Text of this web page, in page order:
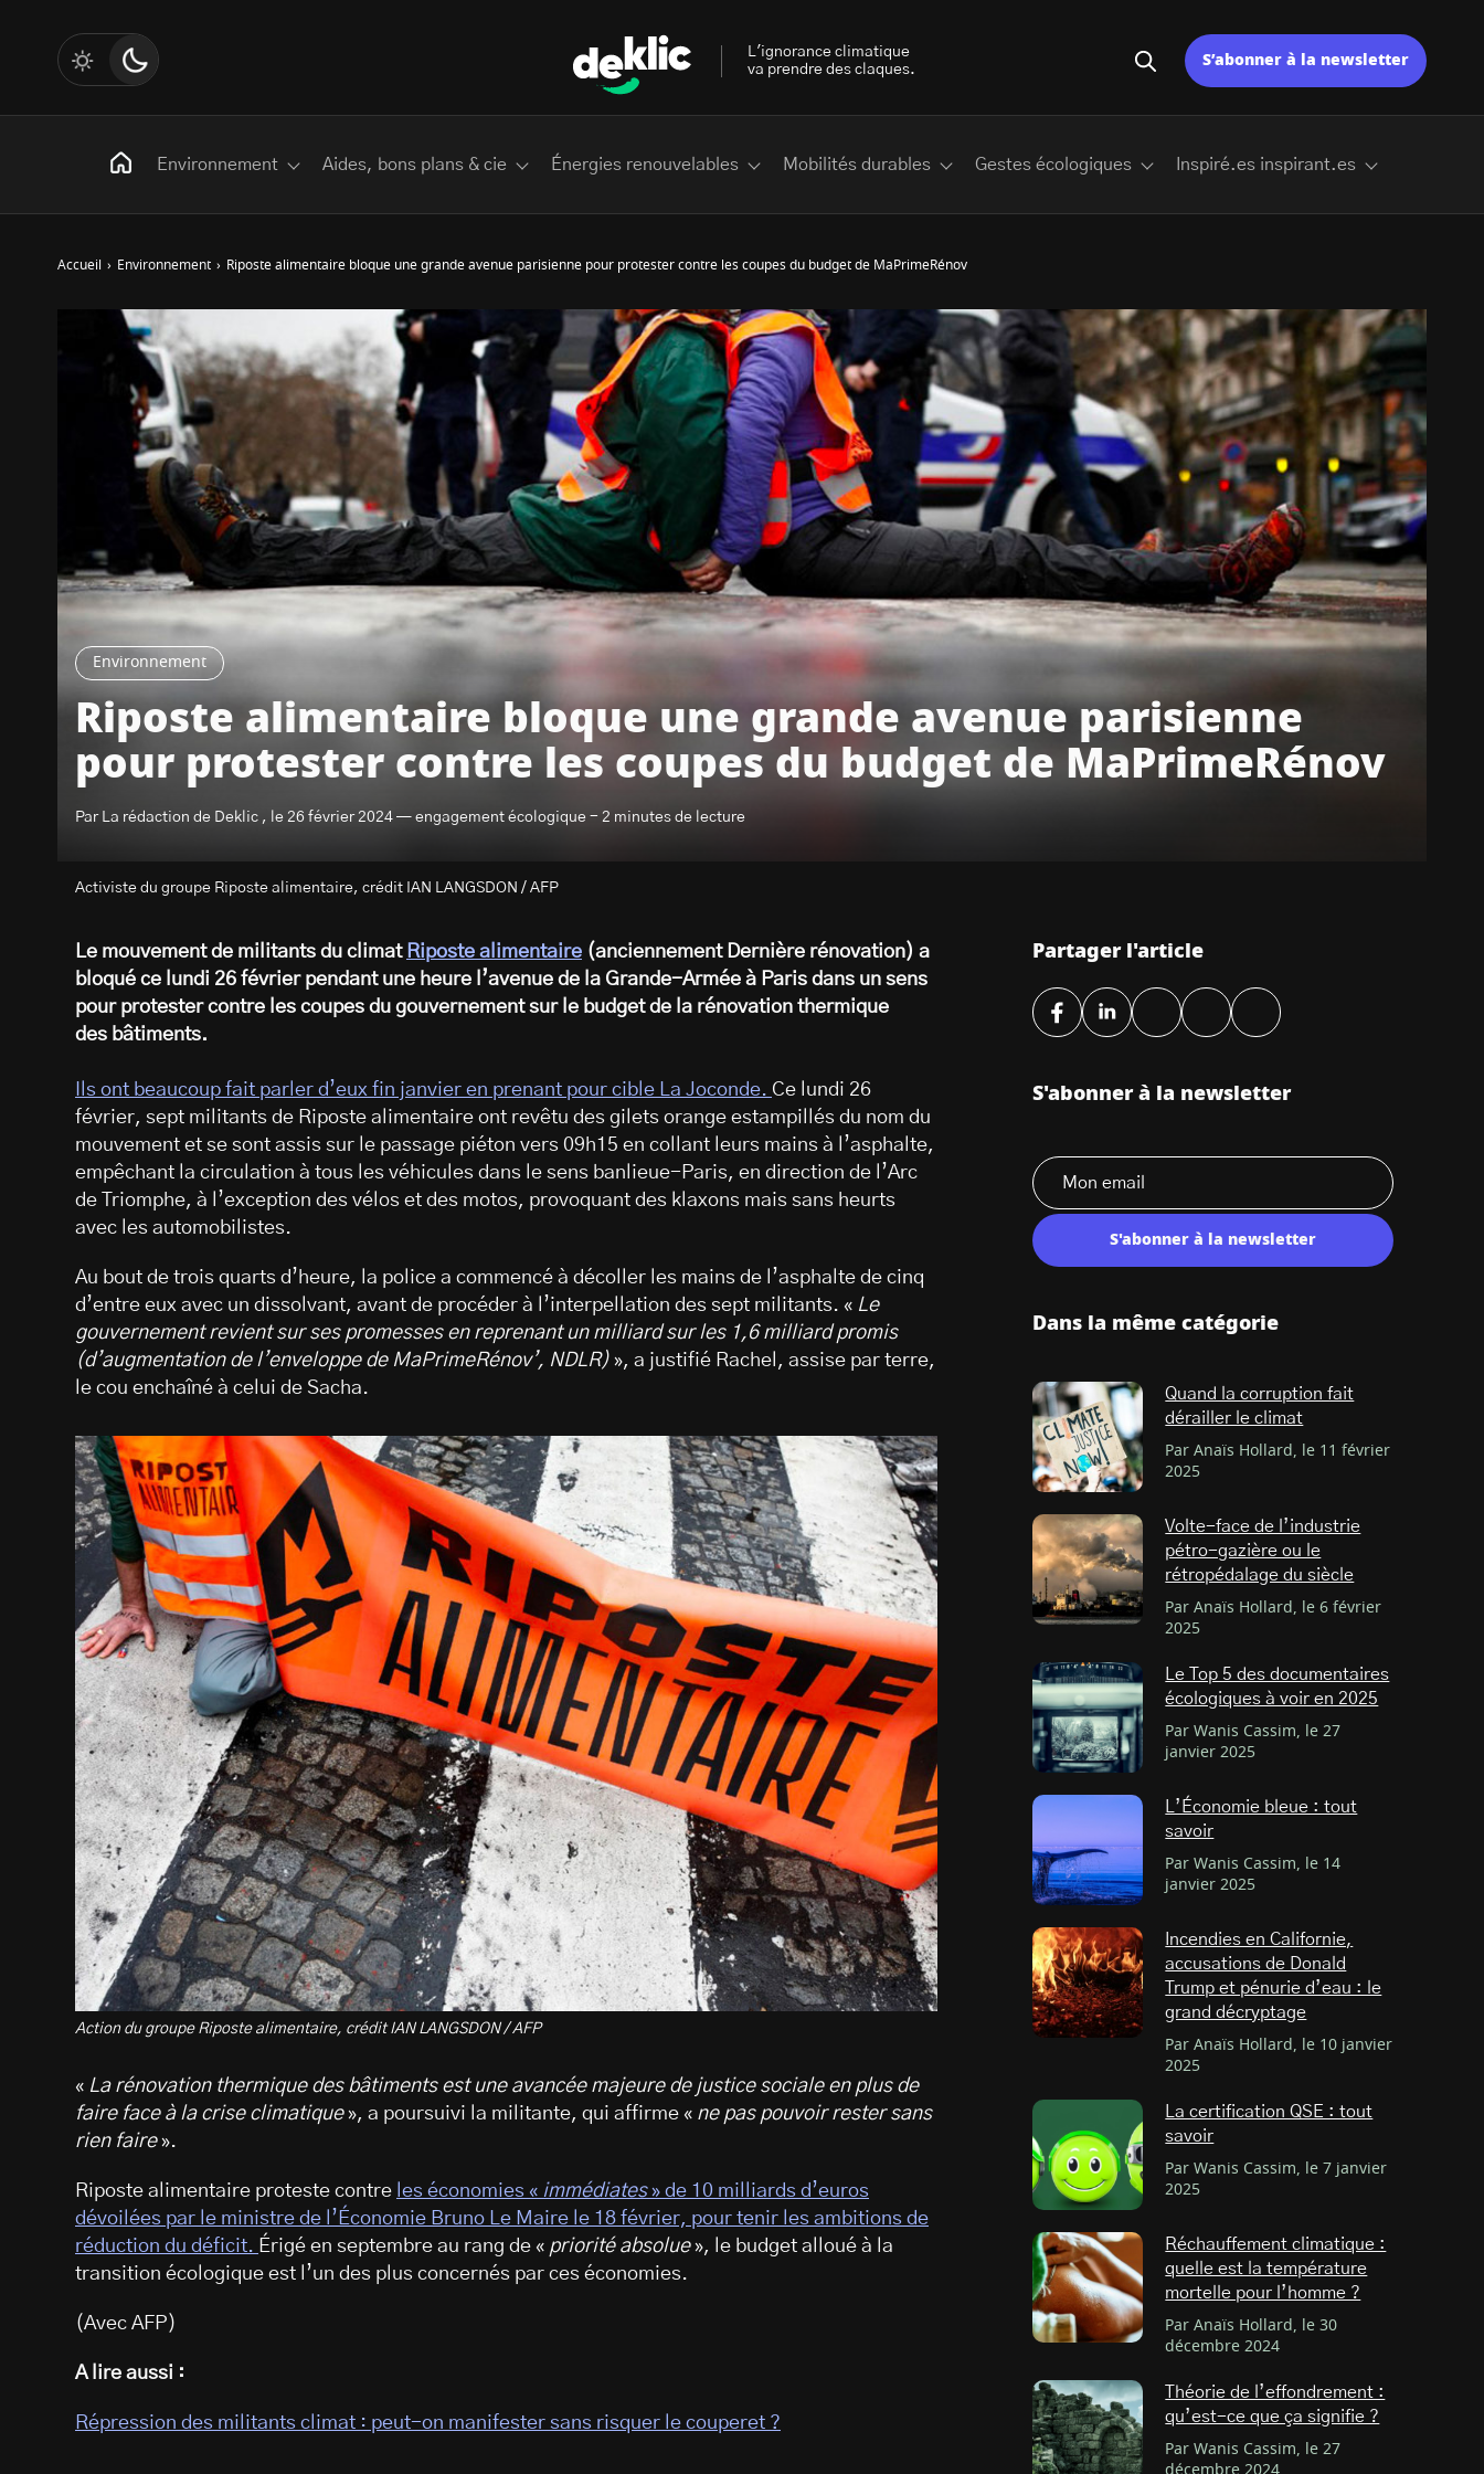
Environnement
Riposte alimentaire bloque une grande avenue parisienne
pour protester contre les coupes du budget de MaPrimeRénov
Par La rédaction de Deklic , le 26 février 2024 — engagement écologique - 2 minutes de lecture
Activiste du groupe Riposte alimentaire, crédit IAN LANGSDON / AFP
Accueil › Environnement › Riposte alimentaire bloque une grande avenue parisienne pour protester contre les coupes du budget de MaPrimeRénov
Le mouvement de militants du climat Riposte alimentaire (anciennement Dernière rénovation) a
bloqué ce lundi 26 février pendant une heure l’avenue de la Grande-Armée à Paris dans un sens
pour protester contre les coupes du gouvernement sur le budget de la rénovation thermique
des bâtiments.
Ils ont beaucoup fait parler d’eux fin janvier en prenant pour cible La Joconde. Ce lundi 26
février, sept militants de Riposte alimentaire ont revêtu des gilets orange estampillés du nom du
mouvement et se sont assis sur le passage piéton vers 09h15 en collant leurs mains à l’asphalte,
empêchant la circulation à tous les véhicules dans le sens banlieue-Paris, en direction de l’Arc
de Triomphe, à l’exception des vélos et des motos, provoquant des klaxons mais sans heurts
avec les automobilistes.
Au bout de trois quarts d’heure, la police a commencé à décoller les mains de l’asphalte de cinq
d’entre eux avec un dissolvant, avant de procéder à l’interpellation des sept militants. « Le
gouvernement revient sur ses promesses en reprenant un milliard sur les 1,6 milliard promis
(d’augmentation de l’enveloppe de MaPrimeRénov’, NDLR) », a justifié Rachel, assise par terre,
le cou enchaîné à celui de Sacha.
Action du groupe Riposte alimentaire, crédit IAN LANGSDON / AFP
« La rénovation thermique des bâtiments est une avancée majeure de justice sociale en plus de
faire face à la crise climatique», a poursuivi la militante, qui affirme « ne pas pouvoir rester sans
rien faire».
Riposte alimentaire proteste contre les économies « immédiates» de 10 milliards d’euros
dévoilées par le ministre de l’Économie Bruno Le Maire le 18 février, pour tenir les ambitions de
réduction du déficit. Érigé en septembre au rang de « priorité absolue», le budget alloué à la
transition écologique est l’un des plus concernés par ces économies.
(Avec AFP)
A lire aussi :
Répression des militants climat : peut-on manifester sans risquer le couperet ?
Partager l'article
S'abonner à la newsletter
S'abonner à la newsletter
Dans la même catégorie
Quand la corruption fait
dérailler le climat
Par Anaïs Hollard, le 11 février
2025
Volte-face de l’industrie
pétro-gazière ou le
rétropédalage du siècle
Par Anaïs Hollard, le 6 février
2025
Le Top 5 des documentaires
écologiques à voir en 2025
Par Wanis Cassim, le 27
janvier 2025
L’Économie bleue : tout
savoir
Par Wanis Cassim, le 14
janvier 2025
Incendies en Californie,
accusations de Donald
Trump et pénurie d’eau : le
grand décryptage
Par Anaïs Hollard, le 10 janvier
2025
La certification QSE : tout
savoir
Par Wanis Cassim, le 7 janvier
2025
Réchauffement climatique :
quelle est la température
mortelle pour l’homme ?
Par Anaïs Hollard, le 30
décembre 2024
Théorie de l’effondrement :
qu’est-ce que ça signifie ?
Par Wanis Cassim, le 27
décembre 2024
L'ignorance climatique
va prendre des claques.
S’abonner à la newsletter
Environnement Aides, bons plans & cie Énergies renouvelables Mobilités durables Gestes écologiques Inspiré.es inspirant.es
Rechercher
:
Les mots clés les plus recherchés sur Deklic
Transition Écologique deklic kids interview Volte-face influenceur.se